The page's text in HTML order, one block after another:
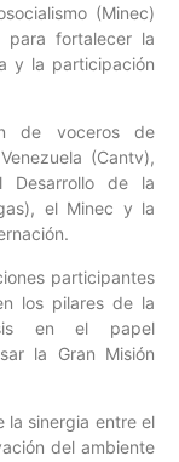
(Minec)
para fortalecer la
y la participación
de voceros de
(Cantv),
Desarrollo de la
el Minec y la
participantes
los pilares de la
en el papel
la Gran Misión
la sinergia entre el
del ambiente